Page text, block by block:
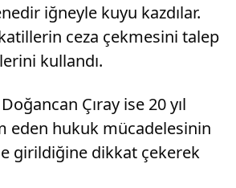
iğneyle kuyu kazdılar.
ceza çekmesini talep
kullandı.
Çıray ise 20 yıl
eden hukuk mücadelesinin
girildiğine dikkat çekerek